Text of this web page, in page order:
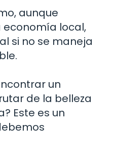
aunque
local,
si no se maneja
un
de la belleza
Este es un